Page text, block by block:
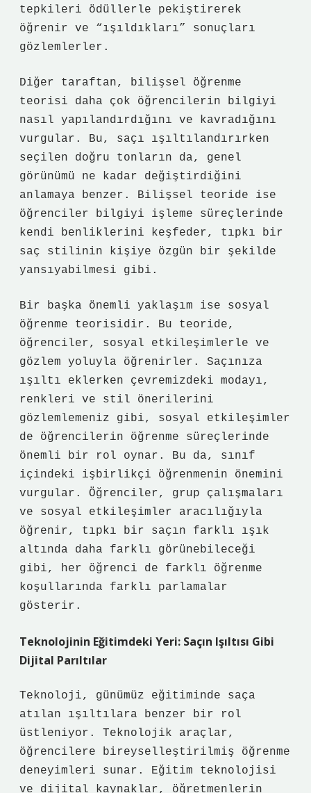
tepkileri ödüllerle pekiştirerek
öğrenir ve “ışıldıkları” sonuçları
gözlemlerler.
Diğer taraftan, bilişsel öğrenme
teorisi daha çok öğrencilerin bilgiyi
nasıl yapılandırdığını ve kavradığını
vurgular. Bu, saçı ışıltılandırırken
seçilen doğru tonların da, genel
görünümü ne kadar değiştirdiğini
anlamaya benzer. Bilişsel teoride ise
öğrenciler bilgiyi işleme süreçlerinde
kendi benliklerini keşfeder, tıpkı bir
saç stilinin kişiye özgün bir şekilde
yansıyabilmesi gibi.
Bir başka önemli yaklaşım ise sosyal
öğrenme teorisidir. Bu teoride,
öğrenciler, sosyal etkileşimlerle ve
gözlem yoluyla öğrenirler. Saçınıza
ışıltı eklerken çevremizdeki modayı,
renkleri ve stil önerilerini
gözlemlemeniz gibi, sosyal etkileşimler
de öğrencilerin öğrenme süreçlerinde
önemli bir rol oynar. Bu da, sınıf
içindeki işbirlikçi öğrenmenin önemini
vurgular. Öğrenciler, grup çalışmaları
ve sosyal etkileşimler aracılığıyla
öğrenir, tıpkı bir saçın farklı ışık
altında daha farklı görünebileceği
gibi, her öğrenci de farklı öğrenme
koşullarında farklı parlamalar
gösterir.
Teknolojinin Eğitimdeki Yeri: Saçın Işıltısı Gibi
Dijital Parıltılar
Teknoloji, günümüz eğitiminde saça
atılan ışıltılara benzer bir rol
üstleniyor. Teknolojik araçlar,
öğrencilere bireyselleştirilmiş öğrenme
deneyimleri sunar. Eğitim teknolojisi
ve dijital kaynaklar, öğretmenlerin